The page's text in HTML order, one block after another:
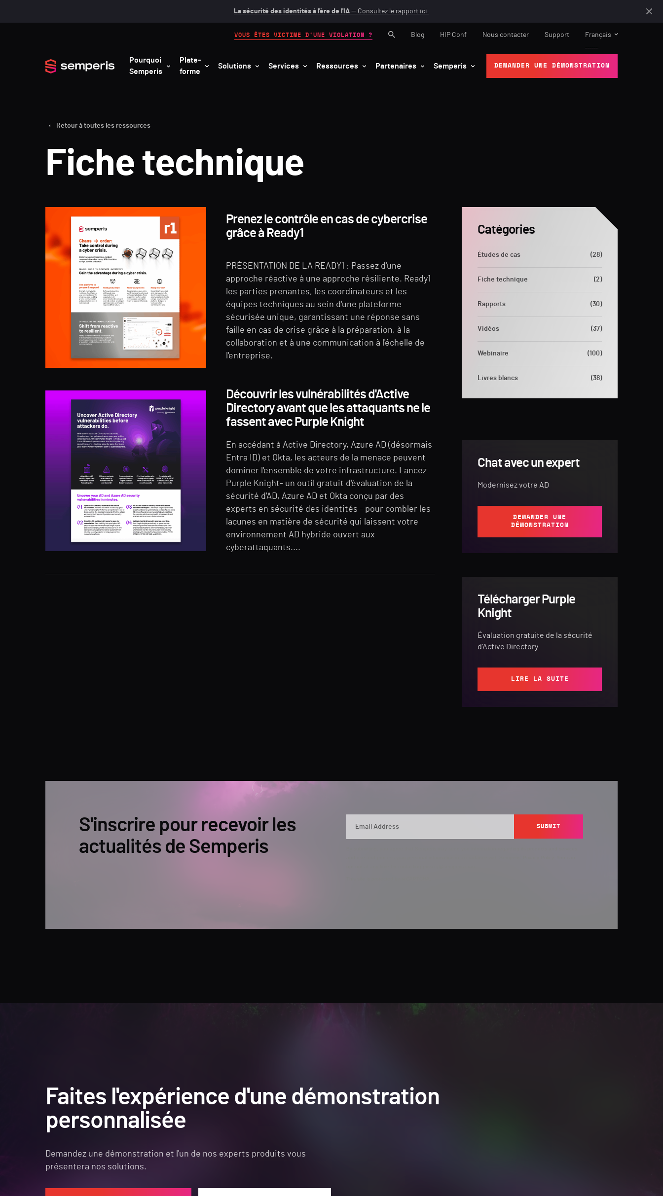
La sécurité des identités à l'ère de l'IA — Consultez le rapport ici.
Pourquoi
Semperis
Plate-
forme
Solutions Services Ressources Partenaires Semperis DEMANDER UNE DÉMONSTRATION
VOUS ÊTES VICTIME D'UNE VIOLATION ? Blog HIP Conf Nous contacter Support Français
Retour à toutes les ressources
Fiche technique
Catégories
Études de cas (28)
Fiche technique (2)
Rapports (30)
Vidéos (37)
Webinaire (100)
Livres blancs (38)
Chat avec un expert
Modernisez votre AD
DEMANDER UNE
DÉMONSTRATION
Télécharger Purple
Knight
Évaluation gratuite de la sécurité
d'Active Directory
LIRE LA SUITE
Prenez le contrôle en cas de cybercrise
grâce à Ready1
PRÉSENTATION DE LA READY1 : Passez d'une
approche réactive à une approche résiliente. Ready1
les parties prenantes, les coordinateurs et les
équipes techniques au sein d'une plateforme
sécurisée unique, garantissant une réponse sans
faille en cas de crise grâce à la préparation, à la
collaboration et à une communication à l'échelle de
l'entreprise.
Découvrir les vulnérabilités d'Active
Directory avant que les attaquants ne le
fassent avec Purple Knight
En accédant à Active Directory, Azure AD (désormais
Entra ID) et Okta, les acteurs de la menace peuvent
dominer l'ensemble de votre infrastructure. Lancez
Purple Knight- un outil gratuit d'évaluation de la
sécurité d'AD, Azure AD et Okta conçu par des
experts en sécurité des identités - pour combler les
lacunes en matière de sécurité qui laissent votre
environnement AD hybride ouvert aux
cyberattaquants....
S'inscrire pour recevoir les
actualités de Semperis
SUBMIT
Faites l'expérience d'une démonstration
personnalisée
Demandez une démonstration et l'un de nos experts produits vous
présentera nos solutions.